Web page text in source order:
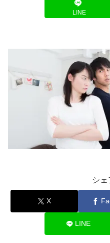
LINE
シェ
X
LINE